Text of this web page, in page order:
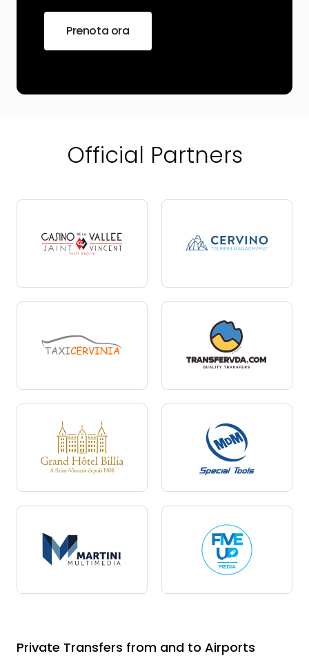
Prenota ora
Official Partners
Private Transfers from and to Airports